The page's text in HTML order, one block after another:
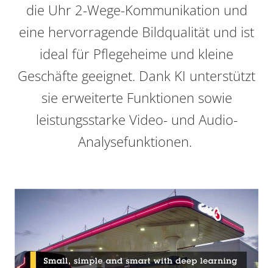
die Uhr 2-Wege-Kommunikation und
eine hervorragende Bildqualität und ist
ideal für Pflegeheime und kleine
Geschäfte geeignet. Dank KI unterstützt
sie erweiterte Funktionen sowie
leistungsstarke Video- und Audio-
Analysefunktionen.